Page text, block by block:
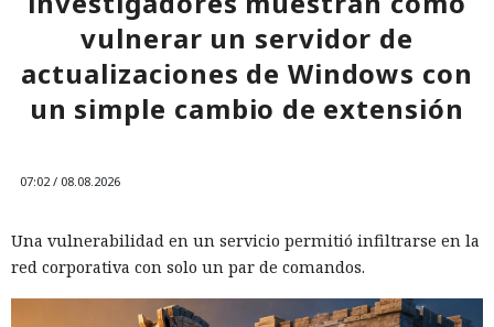
vulnerar un servidor de
actualizaciones de Windows con
un simple cambio de extensión
07:02 / 08.08.2026
Una vulnerabilidad en un servicio permitió infiltrarse en la
red corporativa con solo un par de comandos.